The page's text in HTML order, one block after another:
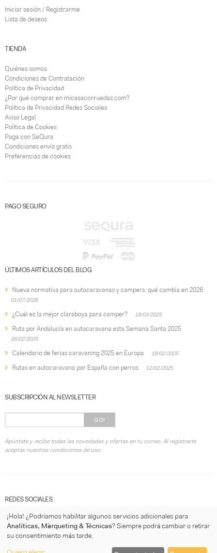
Iniciar sesión / Registrarme
Lista de deseos
TIENDA
Quiénes somos
Condiciones de Contratación
Política de Privacidad
¿Por qué comprar en micasaconruedas.com?
Política de Privacidad Redes Sociales
Aviso Legal
Política de Cookies
Paga con SeQura
Condiciones envío gratis
Preferencias de cookies
PAGO SEGURO
ÚLTIMOS ARTÍCULOS DEL BLOG
Nueva normativa para autocaravanas y campers: qué cambia en 2026
01/07/2026
¿Cuál es la mejor claraboya para camper? 18/03/2025
Ruta por Andalucía en autocaravana esta Semana Santa 2025
26/02/2025
Calendario de ferias caravaning 2025 en Europa 19/02/2025
Rutas en autocaravana por España con perros 12/02/2025
SUBSCRIPCIÓN AL NEWSLETTER
GO!
Apúntate y recibe todas las novedades y ofertas en tu correo. Al registrarte
aceptas nuestras condiciones de uso.
REDES SOCIALES
¡Hola! ¿Podríamos habilitar algunos servicios adicionales para
Analíticas, Màrqueting & Técnicas? Siempre podrá cambiar o retirar
su consentimiento más tarde.